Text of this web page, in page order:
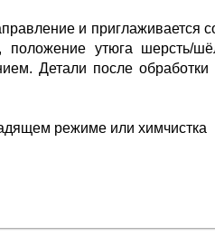
и приглаживается
положение утюга шерсть/
Детали после
режиме или химчистка